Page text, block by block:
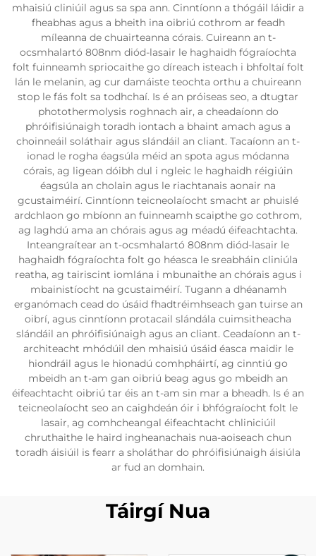
mhaisiú cliniúil agus sa spa ann. Cinntíonn a thógáil láidir a
fheabhas agus a bheith ina oibriú cothrom ar feadh
míleanna de chuairteanna córais. Cuireann an t-
ocsmhalartó 808nm diód-lasair le haghaidh fógraíochta
folt fuinneamh spriocaithe go díreach isteach i bhfoltaí folt
lán le melanin, ag cur damáiste teochta orthu a chuireann
stop le fás folt sa todhchaí. Is é an próiseas seo, a dtugtar
photothermolysis roghnach air, a cheadaíonn do
phróifisiúnaigh toradh iontach a bhaint amach agus a
choinneáil soláthair agus slándáil an cliant. Tacaíonn an t-
ionad le rogha éagsúla méid an spota agus módanna
córais, ag ligean dóibh dul i ngleic le haghaidh réigiúin
éagsúla an cholain agus le riachtanais aonair na
gcustaiméirí. Cinntíonn teicneolaíocht smacht ar phuislé
ardchlaon go mbíonn an fuinneamh scaipthe go cothrom,
ag laghdú ama an chórais agus ag méadú éifeachtachta.
Inteangraítear an t-ocsmhalartó 808nm diód-lasair le
haghaidh fógraíochta folt go héasca le sreabháin cliniúla
reatha, ag tairiscint iomlána i mbunaithe an chórais agus i
mbainistíocht na gcustaiméirí. Tugann a dhéanamh
erganómach cead do úsáid fhadtréimhseach gan tuirse an
oibrí, agus cinntíonn protacail slándála cuimsitheacha
slándáil an phróifisiúnaigh agus an cliant. Ceadaíonn an t-
architeacht mhódúil den mhaisiú úsáid éasca maidir le
hiondráil agus le hionadú comhpháirtí, ag cinntiú go
mbeidh an t-am gan oibriú beag agus go mbeidh an
éifeachtacht oibriú tar éis an t-am sin mar a bheadh. Is é an
teicneolaíocht seo an caighdeán óir i bhfógraíocht folt le
lasair, ag comhcheangal éifeachtacht chliniciúil
chruthaithe le haird ingheanachais nua-aoiseach chun
toradh áisiúil is fearr a sholáthar do phróifisiúnaigh áisiúla
ar fud an domhain.
Táirgí Nua